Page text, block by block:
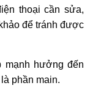
thoại cần sửa,
để tránh được
mạnh hưởng đến
phần main.